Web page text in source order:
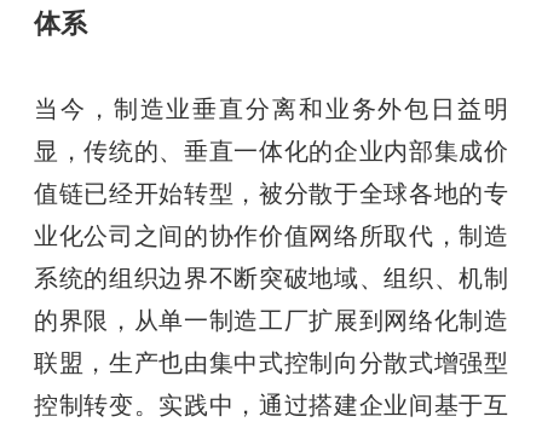
体系
当今，制造业垂直分离和业务外包日益明
显，传统的、垂直一体化的企业内部集成价
值链已经开始转型，被分散于全球各地的专
业化公司之间的协作价值网络所取代，制造
系统的组织边界不断突破地域、组织、机制
的界限，从单一制造工厂扩展到网络化制造
联盟，生产也由集中式控制向分散式增强型
控制转变。实践中，通过搭建企业间基于互